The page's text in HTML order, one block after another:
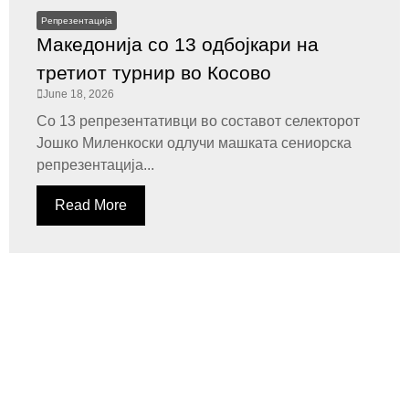
Репрезентација
Македонија со 13 одбојкари на
третиот турнир во Косово
June 18, 2026
Со 13 репрезентативци во составот селекторот
Јошко Миленкоски одлучи машката сениорска
репрезентација...
Read More